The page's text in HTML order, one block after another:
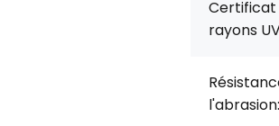
Certificat
rayons
l'abrasion: